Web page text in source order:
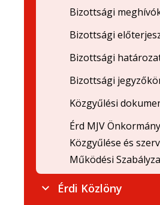
Bizottsági
Bizottsági
Bizottsági
Bizottsági
Közgyűlési
Érd MJV
Közgyűlése és
Működési
Érdi Közlöny